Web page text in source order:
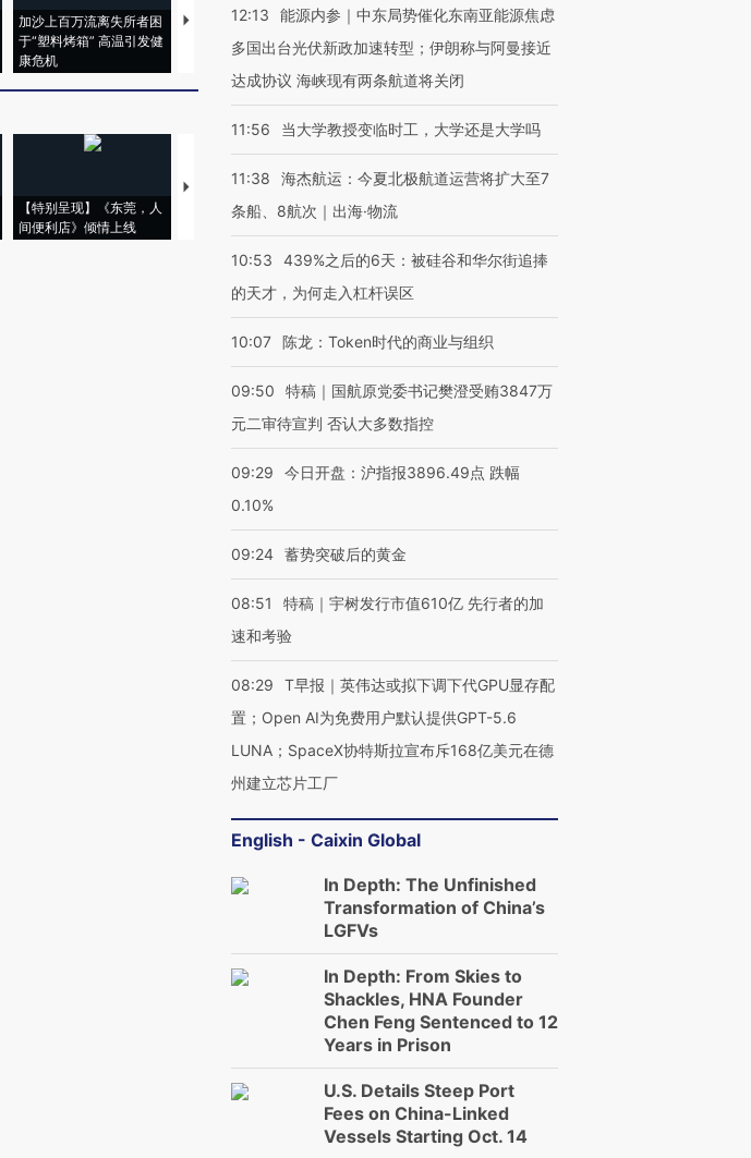
加沙上百万流离失所者困
于“塑料烤箱” 高温引发健
康危机
视线｜HYROX的吸金
术：是什么让中产们甘
心“花钱找虐”？
马航飞行员跨国走私7万
粒摇头丸 尿检体内含3种
毒品
视线｜被称为“蟑螂”的印
度Z世代 用街头抗争将教
育部长拱下台
【特别呈现】《东莞，人
间便利店》倾情上线
【推广】走进第四届链博
会，让数智科技“链”接产
【特别呈现】寻找100种
【商旅对话】华住集团
12:13
能源内参｜中东局势催化东南亚能源焦虑
多国出台光伏新政加速转型；伊朗称与阿曼接近
达成协议 海峡现有两条航道将关闭
11:56 当大学教授变临时工，大学还是大学吗
11:38
海杰航运：今夏北极航道运营将扩大至7
条船、8航次｜出海·物流
10:53
439%之后的6天：被硅谷和华尔街追捧
的天才，为何走入杠杆误区
10:07 陈龙：Token时代的商业与组织
09:50
特稿｜国航原党委书记樊澄受贿3847万
元二审待宣判 否认大多数指控
09:29
今日开盘：沪指报3896.49点 跌幅
0.10%
09:24 蓄势突破后的黄金
08:51
特稿｜宇树发行市值610亿 先行者的加
速和考验
08:29
T早报｜英伟达或拟下调下代GPU显存配
置；Open AI为免费用户默认提供GPT-5.6
LUNA；SpaceX协特斯拉宣布斥168亿美元在德
州建立芯片工厂
English - Caixin Global
In Depth: The Unfinished
Transformation of China’s
LGFVs
In Depth: From Skies to
Shackles, HNA Founder
Chen Feng Sentenced to 12
Years in Prison
U.S. Details Steep Port
Fees on China-Linked
Vessels Starting Oct. 14